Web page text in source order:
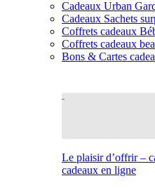
Cadeaux Urban
Cadeaux Sachets
Coffrets cadeaux
Coffrets cadeaux
Bons & Cartes
Le plaisir d’offrir –
cadeaux en ligne